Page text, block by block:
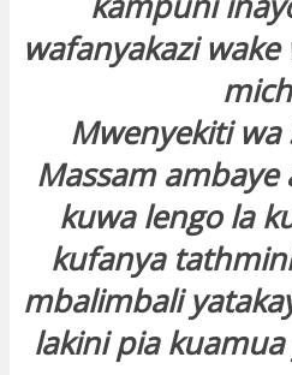
wafanyakazi
Mwenyekiti wa
Massam ambaye
kuwa lengo la
kufanya
mbalimbali
lakini pia